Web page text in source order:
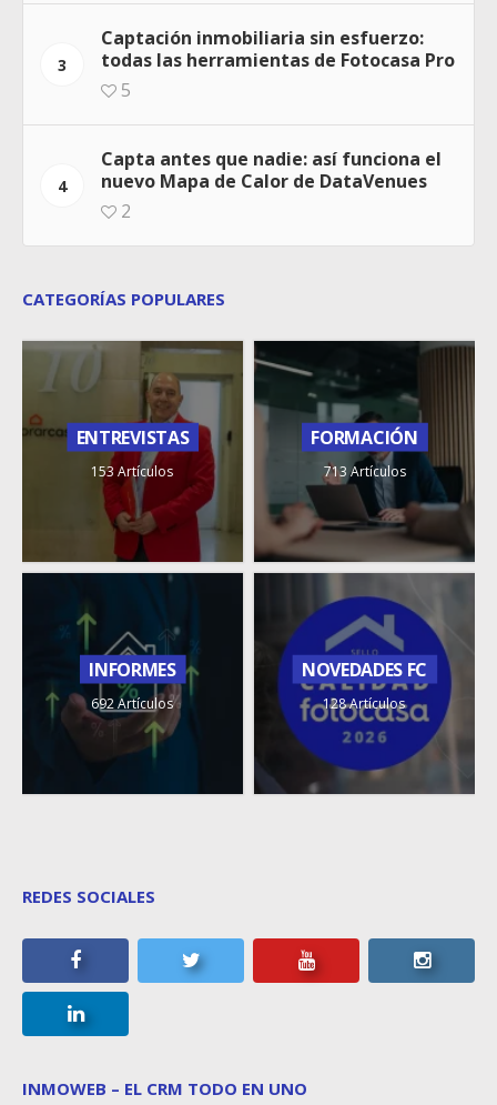
3
Captación inmobiliaria sin esfuerzo:
todas las herramientas de Fotocasa Pro
5
4
Capta antes que nadie: así funciona el
nuevo Mapa de Calor de DataVenues
2
CATEGORÍAS POPULARES
ENTREVISTAS
153 Artículos
FORMACIÓN
713 Artículos
INFORMES
692 Artículos
NOVEDADES FC
128 Artículos
REDES SOCIALES
INMOWEB – EL CRM TODO EN UNO